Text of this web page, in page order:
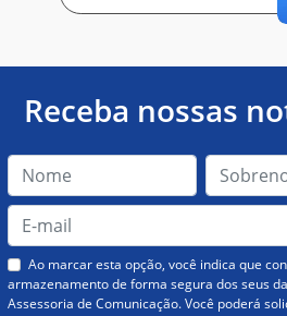
Receba nossas
Ao marcar esta opção, você indica que
armazenamento de forma segura dos seus
Assessoria de Comunicação. Você poderá